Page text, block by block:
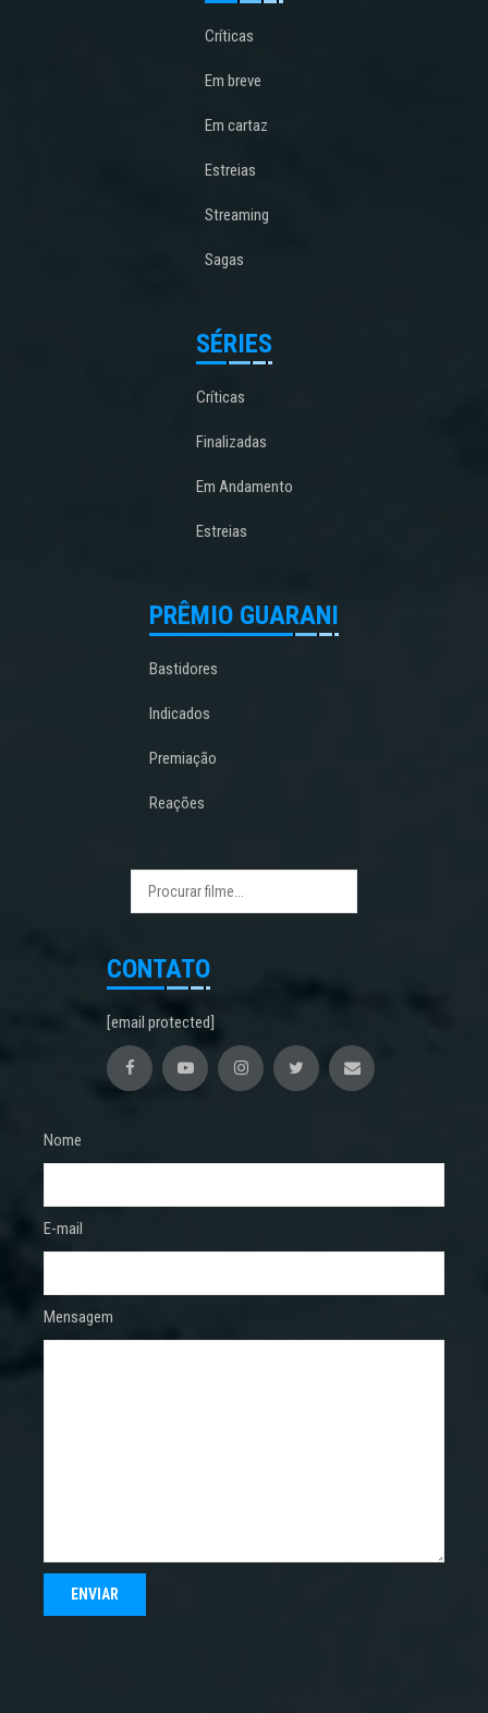
Críticas
Em breve
Em cartaz
Estreias
Streaming
Sagas
SÉRIES
Críticas
Finalizadas
Em Andamento
Estreias
PRÊMIO GUARANI
Bastidores
Indicados
Premiação
Reações
CONTATO
[email protected]
Nome
E-mail
Mensagem